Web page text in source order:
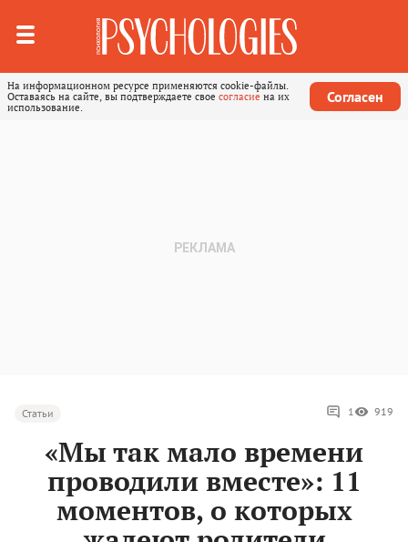
На информационном ресурсе применяются cookie-файлы.
Оставаясь на сайте, вы подтверждаете свое согласие на их
использование.
Согласен
Статьи 1 919
«Мы так мало времени
проводили вместе»: 11
моментов, о которых